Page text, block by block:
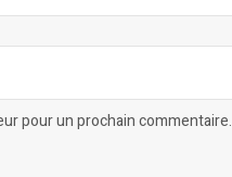
pour un prochain commentaire.